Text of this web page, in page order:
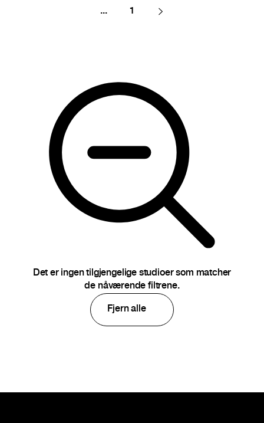
... 1
Next
Det er ingen tilgjengelige studioer som matcher
de nåværende filtrene.
Fjern alle